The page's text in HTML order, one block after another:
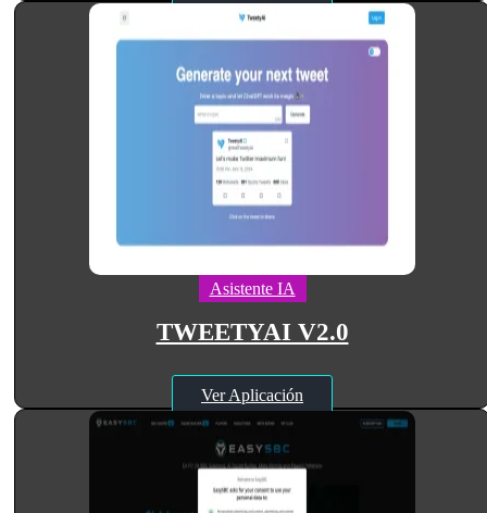
Asistente IA
TWEETYAI V2.0
Ver Aplicación